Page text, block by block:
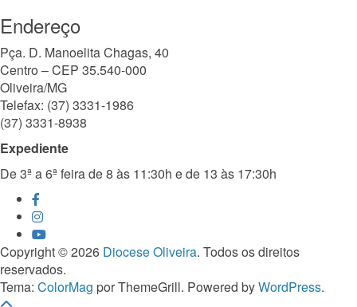
Endereço
Pça. D. Manoelita Chagas, 40
Centro – CEP 35.540-000
Oliveira/MG
Telefax: (37) 3331-1986
(37) 3331-8938
Expediente
De 3ª a 6ª feira de 8 às 11:30h e de 13 às 17:30h
Copyright © 2026 Diocese Oliveira. Todos os direitos
reservados.
Tema: ColorMag por ThemeGrill. Powered byWordPress.